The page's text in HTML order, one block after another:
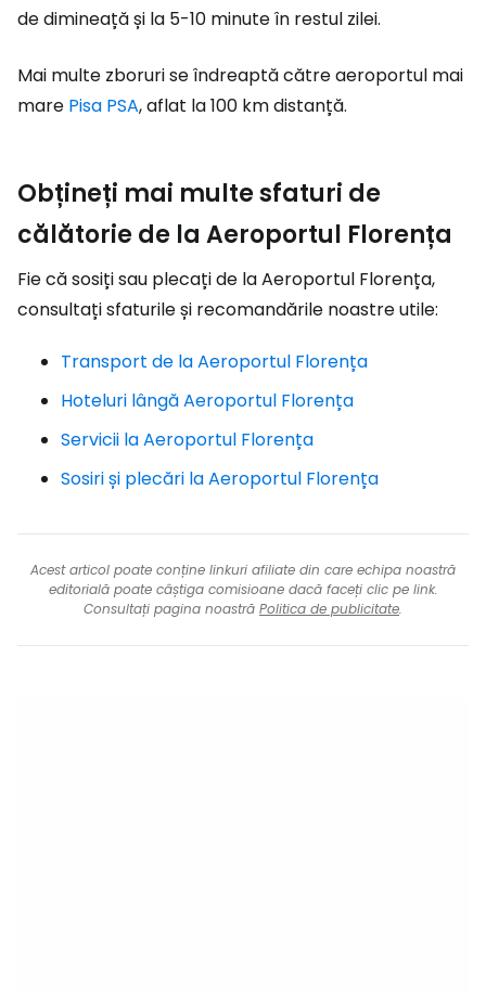
de dimineață și la 5-10 minute în restul zilei.
Mai multe zboruri se îndreaptă către aeroportul mai
mare Pisa PSA, aflat la 100 km distanță.
Obțineți mai multe sfaturi de
călătorie de la Aeroportul Florența
Fie că sosiți sau plecați de la Aeroportul Florența,
consultați sfaturile și recomandările noastre utile:
Transport de la Aeroportul Florența
Hoteluri lângă Aeroportul Florența
Servicii la Aeroportul Florența
Sosiri și plecări la Aeroportul Florența
Acest articol poate conține linkuri afiliate din care echipa noastră
editorială poate câștiga comisioane dacă faceți clic pe link.
Consultați pagina noastră Politica de publicitate.